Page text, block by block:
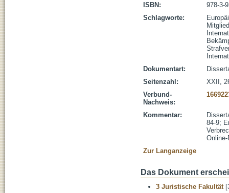
ISBN:
978-3-
Schlagworte:
Dokumentart:
Seitenzahl:
XXII,
Verbund-
Nachweis:
Kommentar:
84-9;
Zur Langanzeige
Das Dokument
3 Juristische Fakultät